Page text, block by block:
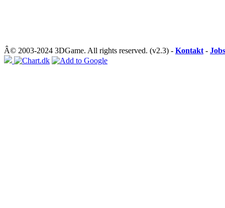
Â© 2003-2024 3DGame. All rights reserved. (v2.3) - Kontakt - Jobs